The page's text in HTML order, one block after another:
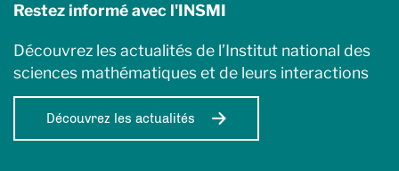
Restez informé avec l'INSMI
Découvrez les actualités de l’Institut national des
sciences mathématiques et de leurs interactions
Découvrez les actualités